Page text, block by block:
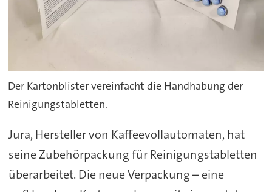
Der Kartonblister vereinfacht die Handhabung der
Reinigungstabletten.
Jura, Hersteller von Kaffeevollautomaten, hat
seine Zubehörpackung für Reinigungstabletten
überarbeitet. Die neue Verpackung – eine